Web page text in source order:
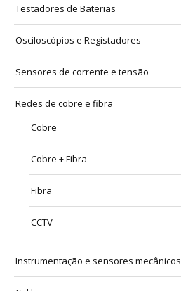
Testadores de Baterias
Osciloscópios e Registadores
Sensores de corrente e tensão
Redes de cobre e fibra
Cobre
Cobre + Fibra
Fibra
CCTV
Instrumentação e sensores mecânicos